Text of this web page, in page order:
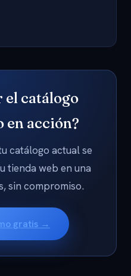
el catálogo
en acción?
catálogo actual se
tienda web en una
sin compromiso.
gratis →